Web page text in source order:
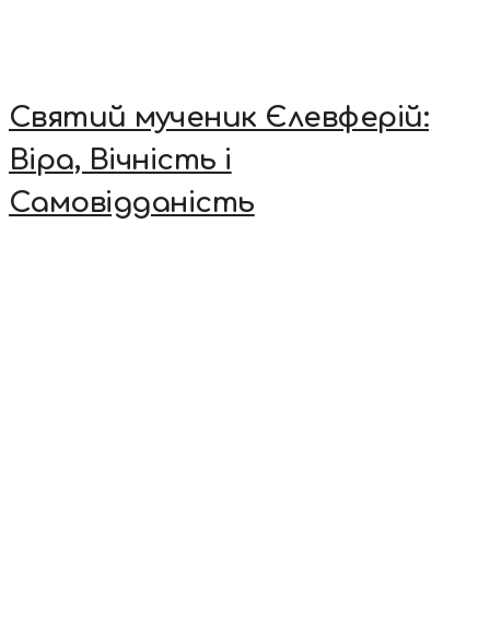
Святий мученик Єлевферій:
Віра, Вічність і
Самовідданість